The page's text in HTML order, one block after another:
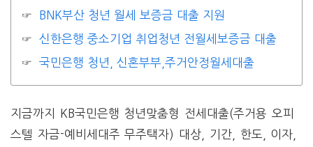
BNK부산 청년 월세 보증금 대출 지원
신한은행 중소기업 취업청년 전월세보증금 대출
국민은행 청년, 신혼부부,주거안정월세대출
지금까지 KB국민은행 청년맞춤형 전세대출(주거용 오피
스텔 자금-예비세대주 무주택자) 대상, 기간, 한도, 이자,